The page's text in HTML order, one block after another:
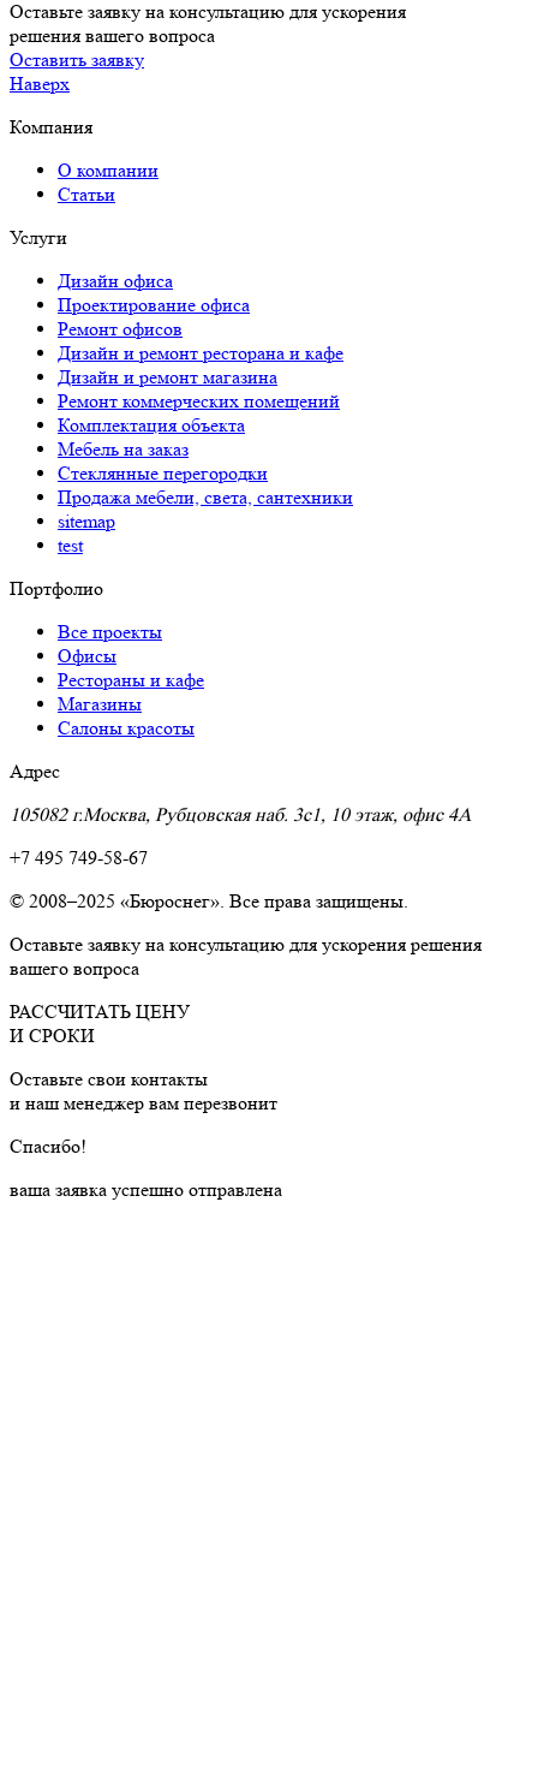
Оставьте заявку на консультацию для ускорения
решения вашего вопроса
Оставить заявку
Наверх
Компания
О компании
Статьи
Услуги
Дизайн офиса
Проектирование офиса
Ремонт офисов
Дизайн и ремонт ресторана и кафе
Дизайн и ремонт магазина
Ремонт коммерческих помещений
Комплектация объекта
Мебель на заказ
Стеклянные перегородки
Продажа мебели, света, сантехники
sitemap
test
Портфолио
Все проекты
Офисы
Рестораны и кафе
Магазины
Салоны красоты
Адрес
105082 г.Москва, Рубцовская наб. 3с1, 10 этаж, офис 4A
+7 495 749-58-67
© 2008–2025 «Бюроснег». Все права защищены.
Оставьте заявку на консультацию для ускорения решения
вашего вопроса
РАССЧИТАТЬ ЦЕНУ
И СРОКИ
Оставьте свои контакты
и наш менеджер вам перезвонит
Cпасибо!
ваша заявка успешно отправлена